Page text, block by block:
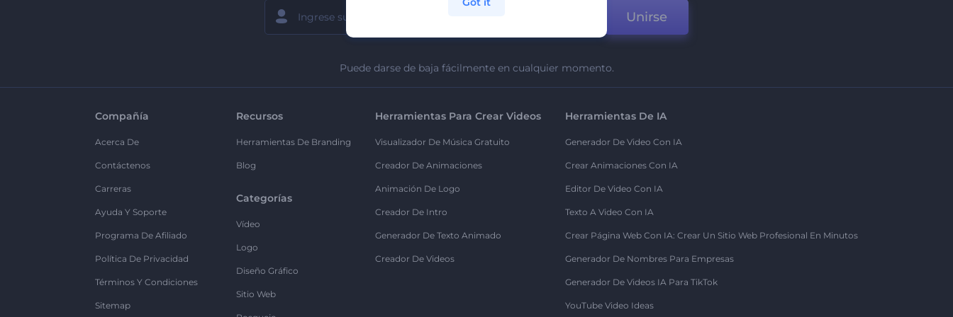
Unirse
Puede darse de baja fácilmente en cualquier momento.
Compañía
Acerca De
Contáctenos
Carreras
Ayuda Y Soporte
Programa De Afiliado
Política De Privacidad
Términos Y Condiciones
Sitemap
Recursos
Herramientas De Branding
Blog
Categorías
Vídeo
Logo
Diseño Gráfico
Sitio Web
Herramientas Para Crear Videos
Visualizador De Música Gratuito
Creador De Animaciones
Animación De Logo
Creador De Intro
Generador De Texto Animado
Creador De Videos
Herramientas De IA
Generador De Video Con IA
Crear Animaciones Con IA
Editor De Video Con IA
Texto A Video Con IA
Crear Página Web Con IA: Crear Un Sitio Web Profesional En Minutos
Generador De Nombres Para Empresas
Generador De Videos IA Para TikTok
YouTube Video Ideas